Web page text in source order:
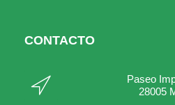
CONTACTO
Paseo
28005